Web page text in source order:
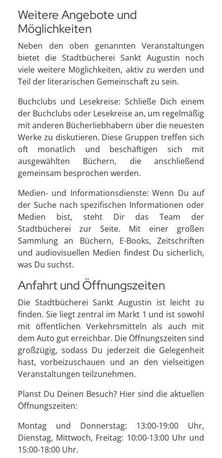
Weitere Angebote und
Möglichkeiten
Neben den oben genannten Veranstaltungen
bietet die Stadtbücherei Sankt Augustin noch
viele weitere Möglichkeiten, aktiv zu werden und
Teil der literarischen Gemeinschaft zu sein.
Buchclubs und Lesekreise: Schließe Dich einem
der Buchclubs oder Lesekreise an, um regelmäßig
mit anderen Bücherliebhabern über die neuesten
Werke zu diskutieren. Diese Gruppen treffen sich
oft monatlich und beschäftigen sich mit
ausgewählten Büchern, die anschließend
gemeinsam besprochen werden.
Medien- und Informationsdienste: Wenn Du auf
der Suche nach spezifischen Informationen oder
Medien bist, steht Dir das Team der
Stadtbücherei zur Seite. Mit einer großen
Sammlung an Büchern, E-Books, Zeitschriften
und audiovisuellen Medien findest Du sicherlich,
was Du suchst.
Anfahrt und Öffnungszeiten
Die Stadtbücherei Sankt Augustin ist leicht zu
finden. Sie liegt zentral im Markt 1 und ist sowohl
mit öffentlichen Verkehrsmitteln als auch mit
dem Auto gut erreichbar. Die Öffnungszeiten sind
großzügig, sodass Du jederzeit die Gelegenheit
hast, vorbeizuschauen und an den vielseitigen
Veranstaltungen teilzunehmen.
Planst Du Deinen Besuch? Hier sind die aktuellen
Öffnungszeiten:
Montag und Donnerstag: 13:00-19:00 Uhr,
Dienstag, Mittwoch, Freitag: 10:00-13:00 Uhr und
15:00-18:00 Uhr.